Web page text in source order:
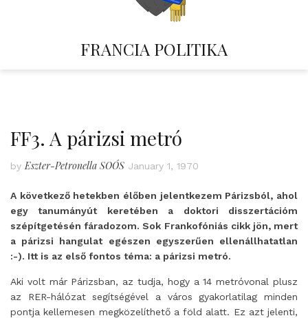
FRANCIA POLITIKA
FF3. A párizsi metró
by Eszter-Petronella SOÓS January 1, 1970
A következő hetekben élőben jelentkezem Párizsból, ahol
egy tanumányút keretében a doktori disszertációm
szépítgetésén fáradozom. Sok Frankofóniás cikk jön, mert
a párizsi hangulat egészen egyszerűen ellenállhatatlan
:-). Itt is az első fontos téma: a párizsi metró.
Aki volt már Párizsban, az tudja, hogy a 14 metróvonal plusz
az RER-hálózat segítségével a város gyakorlatilag minden
pontja kellemesen megközelíthető a föld alatt. Ez azt jelenti,